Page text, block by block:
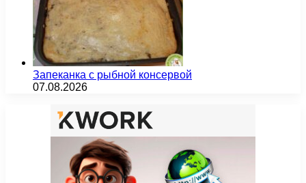
Запеканка с рыбной консервой
07.08.2026